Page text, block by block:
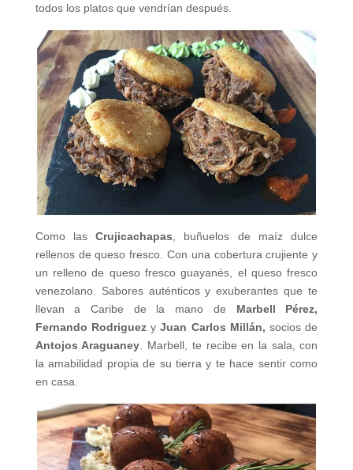
todos los platos que vendrían después.
Como lasCrujicachapas, buñuelos de maíz dulce
rellenos de queso fresco. Con una cobertura crujiente y
un relleno de queso fresco guayanés, el queso fresco
venezolano. Sabores auténticos y exuberantes que te
llevan a Caribe de la mano de Marbell Pérez,
Fernando RodriguezyJuan Carlos Millán,socios de
Antojos Araguaney. Marbell, te recibe en la sala, con
la amabilidad propia de su tierra y te hace sentir como
en casa.